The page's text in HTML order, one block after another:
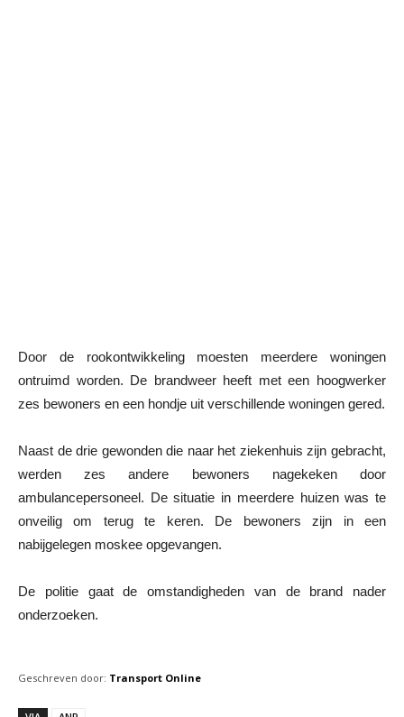
Door de rookontwikkeling moesten meerdere woningen
ontruimd worden. De brandweer heeft met een hoogwerker
zes bewoners en een hondje uit verschillende woningen gered.
Naast de drie gewonden die naar het ziekenhuis zijn gebracht,
werden zes andere bewoners nagekeken door
ambulancepersoneel. De situatie in meerdere huizen was te
onveilig om terug te keren. De bewoners zijn in een
nabijgelegen moskee opgevangen.
De politie gaat de omstandigheden van de brand nader
onderzoeken.
Geschreven door: Transport Online